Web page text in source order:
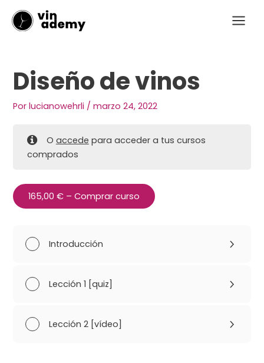
contenido
Diseño de vinos
Porlucianowehrli /marzo 24, 2022
O accede para acceder a tus cursos
comprados
165,00€ – Comprar curso
Introducción
Lección 1 [quiz]
Lección 2 [vídeo]
de